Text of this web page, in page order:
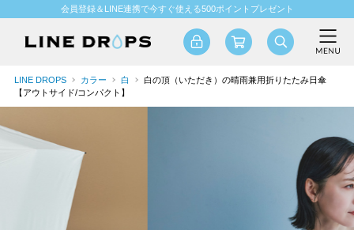
会員登録＆LINE連携で今すぐ使える500ポイントプレゼント
LINE DROPS カラー 白
白の頂（いただき）の晴雨兼用折りたたみ日傘
【アウトサイド/コンパクト】